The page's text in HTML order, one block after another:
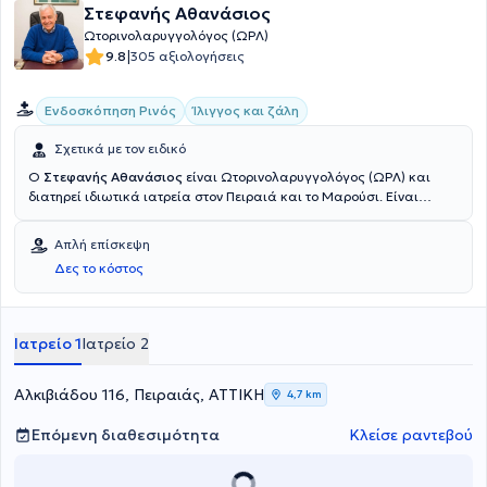
Στεφανής Αθανάσιος
Ωτορινολαρυγγολόγος (ΩΡΛ)
9.8|305 αξιολογήσεις
Ενδοσκόπηση Ρινός Ίλιγγος και ζάλη
Σχετικά με τον ειδικό
Ο Στεφανής Αθανάσιος είναι Ωτορινολαρυγγολόγος (ΩΡΛ) και
διατηρεί ιδιωτικά ιατρεία στον Πειραιά και το Μαρούσι. Είναι
Καποδιστριακού Πανεπιστημίου Αθηνών. Διαθέτει πολύτιμη
εμπειρία και γνώσεις στον κλάδο του, καθώς κατά τη διάρκεια της
επαγγελματικής του πορείας, εργάστηκε επί σειρά ετών ως
Ωτορινολαρυγγολόγος στο Γενικό Νοσοκομείο Αθηνών
"Π. & Α. Κυριακού". Τέλος, ο γιατρός συμμετέχει σε σεμινάρια και
συνέδρια της ειδικότητάς του και είναι μέλος του Ιατρικού Συλλόγου
Απλή επίσκεψη
Δες το κόστος
Ιατρείο 1Ιατρείο 2
Αλκιβιάδου 116, Πειραιάς, ΑΤΤΙΚΗ 4,7 km
Επόμενη διαθεσιμότητα Κλείσε ραντεβού